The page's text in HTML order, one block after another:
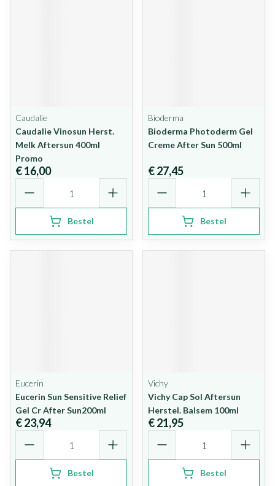
Caudalie
Caudalie Vinosun Herst.
Melk Aftersun 400ml
Promo
€ 16,00
Bestel
Bioderma
Bioderma Photoderm Gel
Creme After Sun 500ml
€ 27,45
Bestel
Eucerin
Eucerin Sun Sensitive Relief
Gel Cr After Sun200ml
€ 23,94
Bestel
Vichy
Vichy Cap Sol Aftersun
Herstel. Balsem 100ml
€ 21,95
Bestel